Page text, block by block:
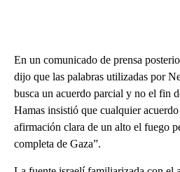
En un comunicado de prensa
dijo que las palabras utilizadas por
busca un acuerdo parcial y no el fin
Hamas insistió que cualquier
afirmación clara de un alto el fuego
completa de Gaza”.